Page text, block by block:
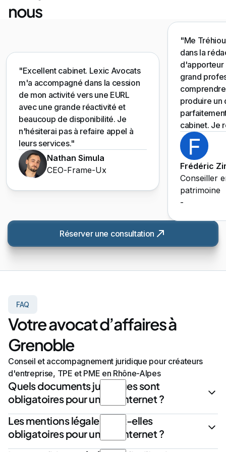
nous
"Excellent cabinet. Lexic Avocats
m'a accompagné dans la cession
de mon activité vers une EURL
avec une grande réactivité et
beaucoup de disponibilité. Je
n'hésiterai pas à refaire appel à
leurs services."
Nathan Simula
CEO-Frame-Ux
"Me
dans la
d'apporteur
grand
produire un
cabinet. Je
Frédéric
Conseiller
patrimoine
-
Réserver une consultation
FAQ
Votre avocat d’affaires à
Grenoble
Conseil et accompagnement juridique pour créateurs
d'entreprise, TPE et PME en Rhône-Alpes
Quels documents juridiques sont
obligatoires pour un site internet ?
Tout site internet doit comporter desmentions légales
permettant d’identifier l’éditeur du siteet son
Les mentions légales sont-elles
obligatoires pour un site internet ?